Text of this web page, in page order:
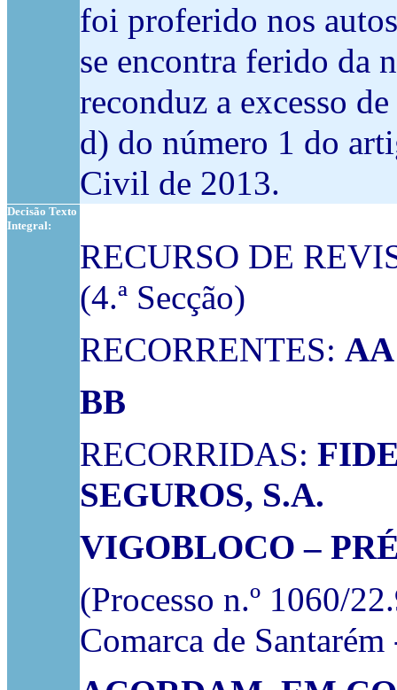
foi proferido nos
se encontra ferido da
reconduz a excesso
d) do número 1 do
Civil de 2013.
Decisão Texto
Integral:
RECURSO DE
(4.ª Secção)
RECORRENTES: AA
BB
RECORRIDAS:
SEGUROS, S.A.
VIGOBLOCO –
(Processo n.º 1060/
Comarca de